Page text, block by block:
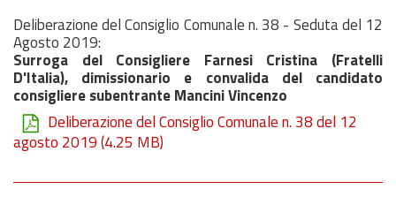
Deliberazione del Consiglio Comunale n. 38 - Seduta del 12
Agosto 2019:
Surroga del Consigliere Farnesi Cristina (Fratelli
D'Italia), dimissionario e convalida del candidato
consigliere subentrante Mancini Vincenzo
Deliberazione del Consiglio Comunale n. 38 del 12
agosto 2019(4.25 MB)